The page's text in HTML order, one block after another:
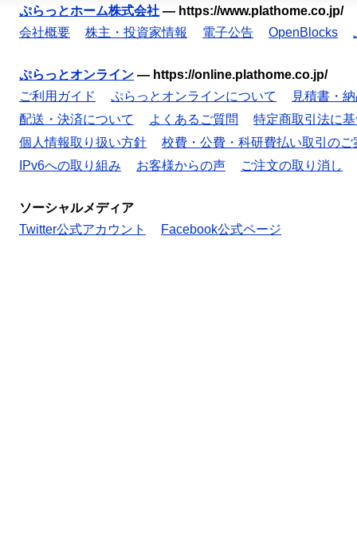
ぷらっとホーム株式会社 — https://www.plathome.co.jp/
会社概要
株主・投資家情報 電子公告 OpenBlocks
ぷらっとオンライン — https://online.plathome.co.jp/
ご利用ガイド
ぷらっとオンラインについて
見積書・
配送・決済について
よくあるご質問
特定商取引法に
個人情報取り扱い方針
校費・公費・科研費払い取引のご
IPv6への取り組み
お客様からの声 ご注文の取り消し
ソーシャルメディア
Twitter公式アカウント
Facebook公式ページ